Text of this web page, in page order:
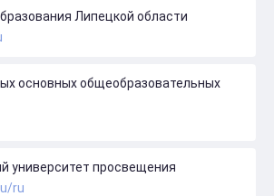
Липецкой области
основных общеобразовательных
университет просвещения
ru